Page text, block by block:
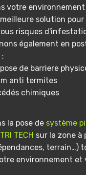
votre
solution pour
risques
également en
de barriere
anti termites
chimiques
la pose de système
TECH sur la zone à
terrain…)
environnement et